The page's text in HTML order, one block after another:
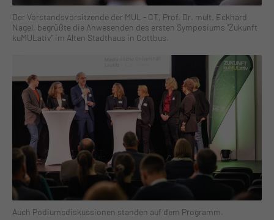
Der Vorstandsvorsitzende der MUL - CT, Prof. Dr. mult. Eckhard
Nagel, begrüßte die Anwesenden des ersten Symposiums "Zukunft
kuMULativ" im Alten Stadthaus in Cottbus.
Auch Podiumsdiskussionen standen auf dem Programm.